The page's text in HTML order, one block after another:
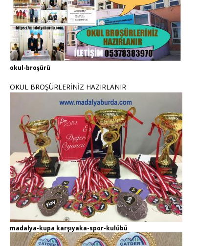
okul-broşürü
OKUL BROŞÜRLERİNİZ HAZIRLANIR
madalya-kupa karşıyaka-spor-kulübü